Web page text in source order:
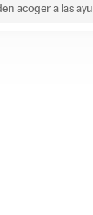
acoger a las